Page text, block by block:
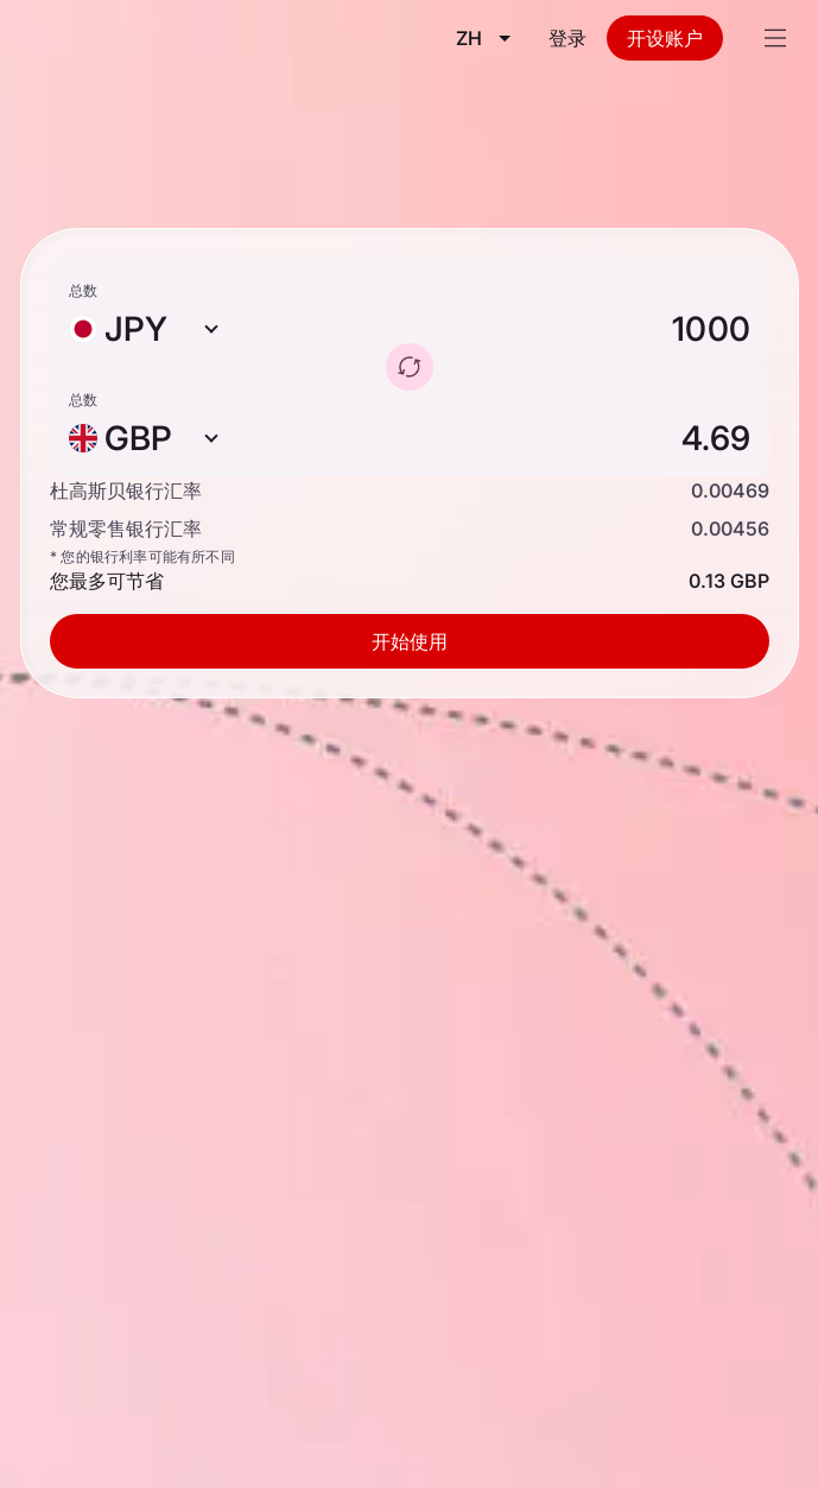
ZH 登录 开设账户
总数
JPY
总数
GBP
杜高斯贝银行汇率
0.00469
常规零售银行汇率
0.00456
* 您的银行利率可能有所不同
您最多可节省 0.13 GBP
开始使用